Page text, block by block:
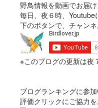
野鳥情報を動画でお届け
毎日、夜６時、Youtube
下のボタンで、チャン
※このブログの更新は夜
ブログランキングに参加
評価クリックにご協力